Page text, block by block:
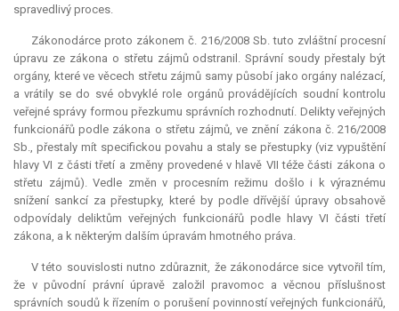
spravedlivý proces.
Zákonodárce proto zákonem č. 216/2008 Sb. tuto zvláštní procesní
úpravu ze zákona o střetu zájmů odstranil. Správní soudy přestaly být
orgány, které ve věcech střetu zájmů samy působí jako orgány nalézací,
a vrátily se do své obvyklé role orgánů provádějících soudní kontrolu
veřejné správy formou přezkumu správních rozhodnutí. Delikty veřejných
funkcionářů podle zákona o střetu zájmů, ve znění zákona č. 216/2008
Sb., přestaly mít specifickou povahu a staly se přestupky (viz vypuštění
hlavy VI z části třetí a změny provedené v hlavě VII téže části zákona o
střetu zájmů). Vedle změn v procesním režimu došlo i k výraznému
snížení sankcí za přestupky, které by podle dřívější úpravy obsahově
odpovídaly deliktům veřejných funkcionářů podle hlavy VI části třetí
zákona, a k některým dalším úpravám hmotného práva.
V této souvislosti nutno zdůraznit, že zákonodárce sice vytvořil tím,
že v původní právní úpravě založil pravomoc a věcnou příslušnost
správních soudů k řízením o porušení povinností veřejných funkcionářů,